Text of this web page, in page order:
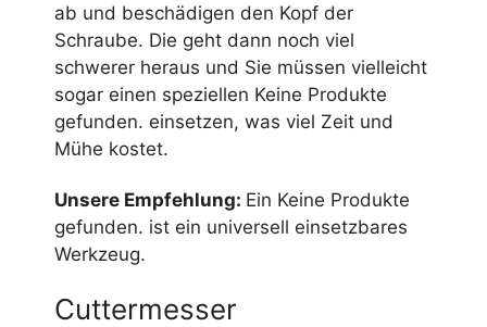
ab und beschädigen den Kopf der
Schraube. Die geht dann noch viel
schwerer heraus und Sie müssen vielleicht
sogar einen speziellen Keine Produkte
gefunden. einsetzen, was viel Zeit und
Mühe kostet.
Unsere Empfehlung: Ein Keine Produkte
gefunden. ist ein universell einsetzbares
Werkzeug.
Cuttermesser